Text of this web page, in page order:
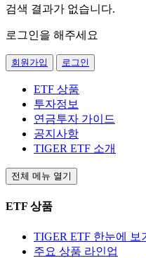
검색 결과가 없습니다.
로그인을 해주세요
회원가입 로그인
ETF 상품
투자정보
연금투자 가이드
공지사항
TIGER ETF 소개
전체 메뉴 열기
ETF 상품
TIGER ETF 한눈에 보
주요 상품 라인업